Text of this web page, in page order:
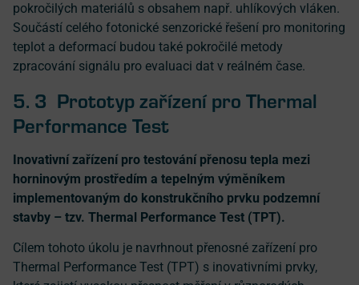
pokročilých materiálů s obsahem např. uhlíkových vláken.
Součástí celého fotonické senzorické řešení pro monitoring
teplot a deformací budou také pokročilé metody
zpracování signálu pro evaluaci dat v reálném čase.
5. 3 Prototyp zařízení pro Thermal
Performance Test
Inovativní zařízení pro testování přenosu tepla mezi
horninovým prostředím a tepelným výměníkem
implementovaným do konstrukčního prvku podzemní
stavby – tzv. Thermal Performance Test (TPT).
Cílem tohoto úkolu je navrhnout přenosné zařízení pro
Thermal Performance Test (TPT) s inovativními prvky,